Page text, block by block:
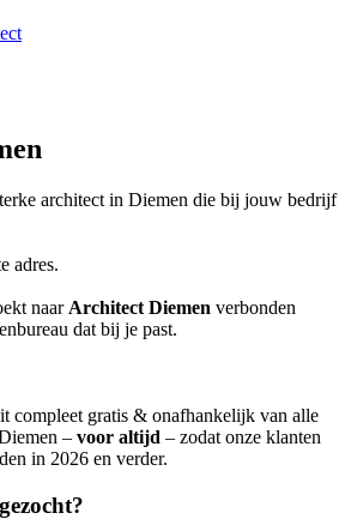
architect in Diemen die bij jouw bedrijf
adres.
naar Architect Diemen verbonden
dat bij je past.
compleet gratis & onafhankelijk van alle
– voor altijd – zodat onze klanten
in 2026 en verder.